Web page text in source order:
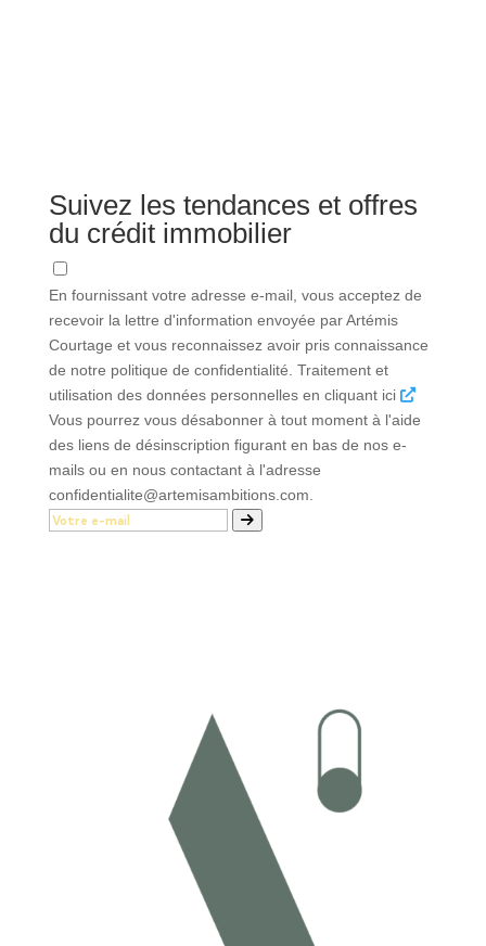
Suivez les tendances et offres
du crédit immobilier
En fournissant votre adresse e-mail, vous acceptez de
recevoir la lettre d'information envoyée par Artémis
Courtage et vous reconnaissez avoir pris connaissance
de notre politique de confidentialité. Traitement et
utilisation des données personnelles en cliquant ici
Vous pourrez vous désabonner à tout moment à l'aide
des liens de désinscription figurant en bas de nos e-
mails ou en nous contactant à l'adresse
confidentialite@artemisambitions.com.